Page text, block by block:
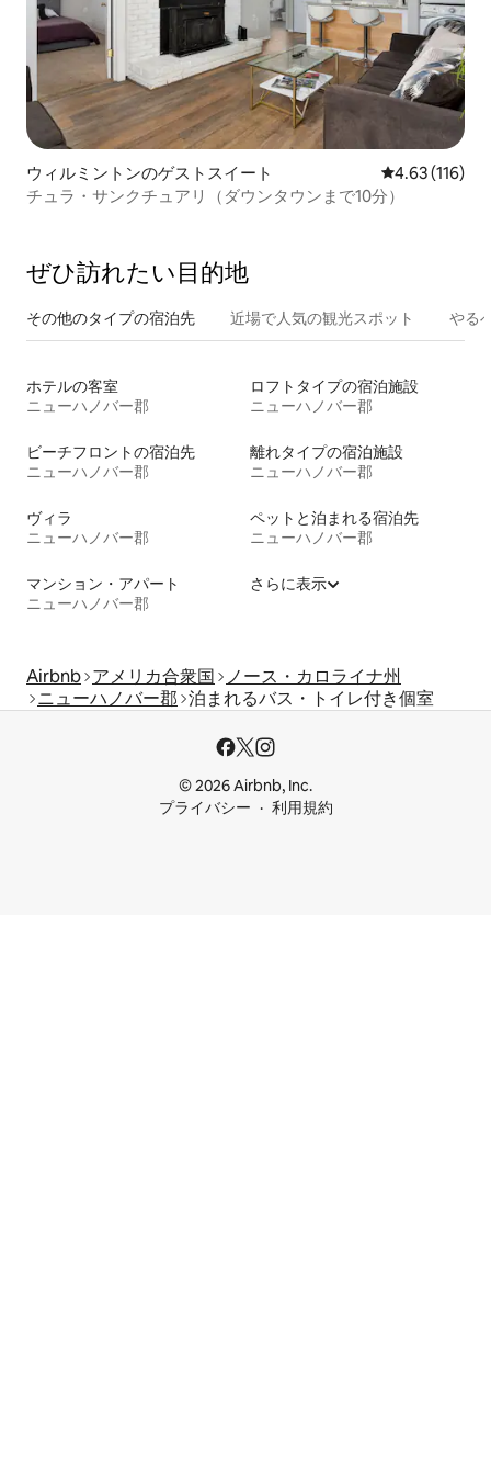
ウィルミントンのゲストスイート レビュー116
4.63 (116)
チュラ・サンクチュアリ（ダウンタウンまで10分）
ぜひ訪⁠れ⁠た⁠い目⁠的⁠地
その他のタ⁠イ⁠プ⁠の宿⁠泊⁠先 近場で人気の観光スポット やる
ホテルの客室
ニューハノバー郡
ロフトタイプの宿泊施設
ニューハノバー郡
ビーチフロントの宿泊先
ニューハノバー郡
離れタイプの宿泊施設
ニューハノバー郡
ヴィラ
ニューハノバー郡
ペットと泊まれる宿泊先
ニューハノバー郡
マンション・アパート
ニューハノバー郡
さらに表示
Airbnb アメリカ合衆国
ノース・カロライナ州
ニューハノバー郡 泊まれるバス・トイレ付き個室
© 2026 Airbnb, Inc.
プライバシー
利用規約